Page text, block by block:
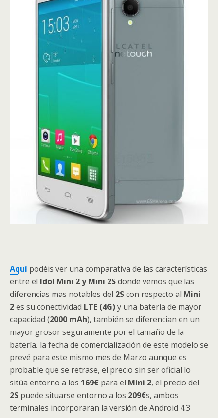
Aquí podéis ver una comparativa de las características
entre el Idol Mini 2 y Mini 2Sdonde vemos que las
diferencias mas notables del 2Scon respecto al Mini
2es su conectividad LTE (4G)y una batería de mayor
capacidad (2000 mAh), también se diferencian en un
mayor grosor seguramente por el tamaño de la
batería, la fecha de comercialización de este modelo se
prevé para este mismo mes de Marzo aunque es
probable que se retrase, el precio sin ser oficial lo
sitúa entorno a los 169€ para el Mini 2, el precio del
2S puede situarse entorno a los 209€s, ambos
terminales incorporaran la versión de Android 4.3